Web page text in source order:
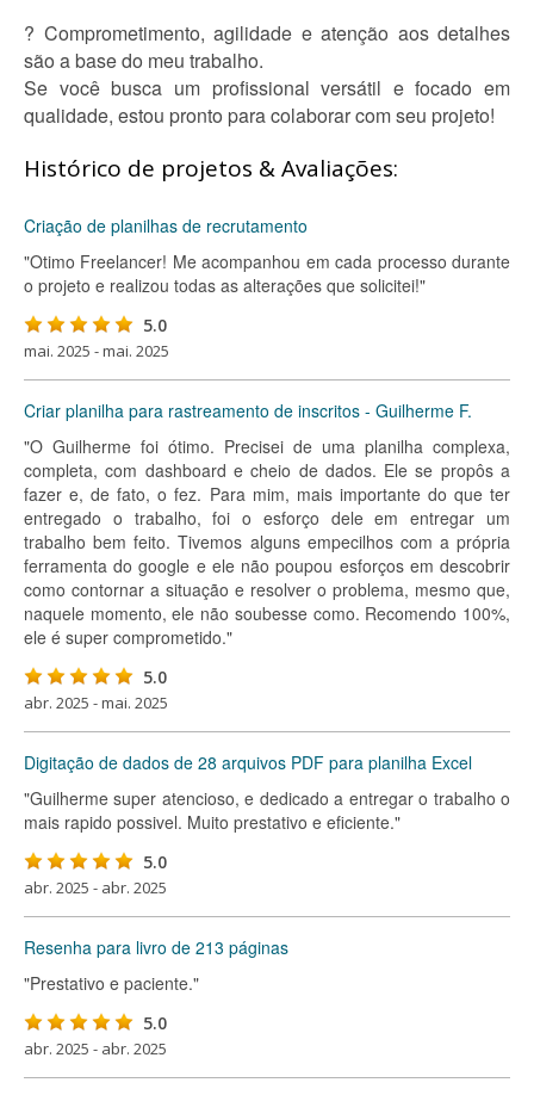
? Comprometimento, agilidade e atenção aos detalhes
são a base do meu trabalho.
Se você busca um profissional versátil e focado em
qualidade, estou pronto para colaborar com seu projeto!
Histórico de projetos & Avaliações:
Criação de planilhas de recrutamento
"Otimo Freelancer! Me acompanhou em cada processo durante
o projeto e realizou todas as alterações que solicitei!"
5.0
mai. 2025 - mai. 2025
Criar planilha para rastreamento de inscritos - Guilherme F.
"O Guilherme foi ótimo. Precisei de uma planilha complexa,
completa, com dashboard e cheio de dados. Ele se propôs a
fazer e, de fato, o fez. Para mim, mais importante do que ter
entregado o trabalho, foi o esforço dele em entregar um
trabalho bem feito. Tivemos alguns empecilhos com a própria
ferramenta do google e ele não poupou esforços em descobrir
como contornar a situação e resolver o problema, mesmo que,
naquele momento, ele não soubesse como. Recomendo 100%,
ele é super comprometido."
5.0
abr. 2025 - mai. 2025
Digitação de dados de 28 arquivos PDF para planilha Excel
"Guilherme super atencioso, e dedicado a entregar o trabalho o
mais rapido possivel. Muito prestativo e eficiente."
5.0
abr. 2025 - abr. 2025
Resenha para livro de 213 páginas
"Prestativo e paciente."
5.0
abr. 2025 - abr. 2025